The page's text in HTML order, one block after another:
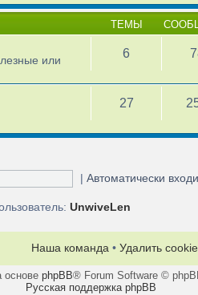
ТЕМЫ
или
6
27
| Автоматически
UnwiveLen
Наша команда • Удалить
основе phpBB® Forum Software ©
Русская поддержка phpBB